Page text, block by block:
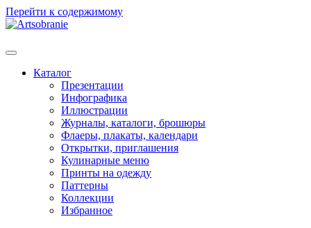
Перейти к содержимому
Каталог
Презентации
Инфографика
Иллюстрации
Журналы, каталоги, брошюры
Флаеры, плакаты, календари
Открытки, приглашения
Кулинарные меню
Принты на одежду
Паттерны
Коллекции
Избранное